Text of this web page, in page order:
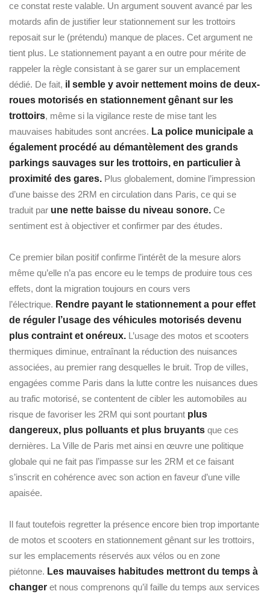
ce constat reste valable. Un argument souvent avancé par les
motards afin de justifier leur stationnement sur les trottoirs
reposait sur le (prétendu) manque de places. Cet argument ne
tient plus. Le stationnement payant a en outre pour mérite de
rappeler la règle consistant à se garer sur un emplacement
dédié. De fait, il semble y avoir nettement moins de deux-
roues motorisés en stationnement gênant sur les
trottoirs, même si la vigilance reste de mise tant les
mauvaises habitudes sont ancrées. La police municipale a
également procédé au démantèlement des grands
parkings sauvages sur les trottoirs, en particulier à
proximité des gares. Plus globalement, domine l’impression
d’une baisse des 2RM en circulation dans Paris, ce qui se
traduit par une nette baisse du niveau sonore. Ce
sentiment est à objectiver et confirmer par des études.
Ce premier bilan positif confirme l’intérêt de la mesure alors
même qu’elle n’a pas encore eu le temps de produire tous ces
effets, dont la migration toujours en cours vers
l’électrique. Rendre payant le stationnement a pour effet
de réguler l’usage des véhicules motorisés devenu
plus contraint et onéreux. L’usage des motos et scooters
thermiques diminue, entraînant la réduction des nuisances
associées, au premier rang desquelles le bruit. Trop de villes,
engagées comme Paris dans la lutte contre les nuisances dues
au trafic motorisé, se contentent de cibler les automobiles au
risque de favoriser les 2RM qui sont pourtant plus
dangereux, plus polluants et plus bruyants que ces
dernières. La Ville de Paris met ainsi en œuvre une politique
globale qui ne fait pas l’impasse sur les 2RM et ce faisant
s’inscrit en cohérence avec son action en faveur d’une ville
apaisée.
Il faut toutefois regretter la présence encore bien trop importante
de motos et scooters en stationnement gênant sur les trottoirs,
sur les emplacements réservés aux vélos ou en zone
piétonne. Les mauvaises habitudes mettront du temps à
changer et nous comprenons qu’il faille du temps aux services